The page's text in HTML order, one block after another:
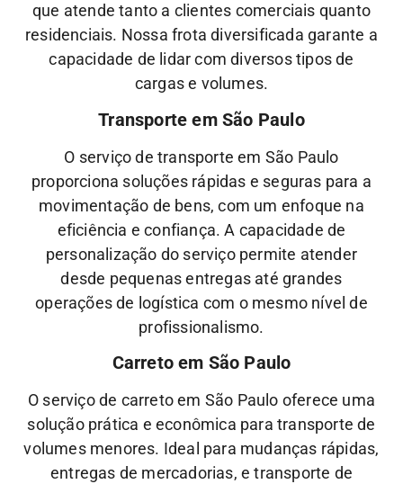
que atende tanto a clientes comerciais quanto
residenciais. Nossa frota diversificada garante a
capacidade de lidar com diversos tipos de
cargas e volumes.
Transporte em São Paulo
O serviço de transporte em São Paulo
proporciona soluções rápidas e seguras para a
movimentação de bens, com um enfoque na
eficiência e confiança. A capacidade de
personalização do serviço permite atender
desde pequenas entregas até grandes
operações de logística com o mesmo nível de
profissionalismo.
Carreto em São Paulo
O serviço de carreto em São Paulo oferece uma
solução prática e econômica para transporte de
volumes menores. Ideal para mudanças rápidas,
entregas de mercadorias, e transporte de